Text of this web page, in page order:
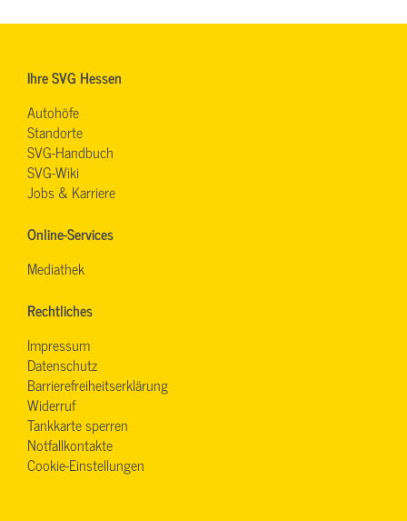
Ihre SVG Hessen
Autohöfe
Standorte
SVG-Handbuch
SVG-Wiki
Jobs & Karriere
Online-Services
Mediathek
Rechtliches
Impressum
Datenschutz
Barrierefreiheitserklärung
Widerruf
Tankkarte sperren
Notfallkontakte
Cookie-Einstellungen